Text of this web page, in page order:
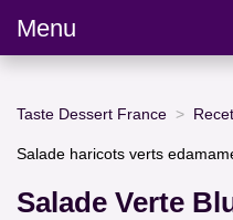
Menu
Taste Dessert France
Salade haricots verts
Salade Verte